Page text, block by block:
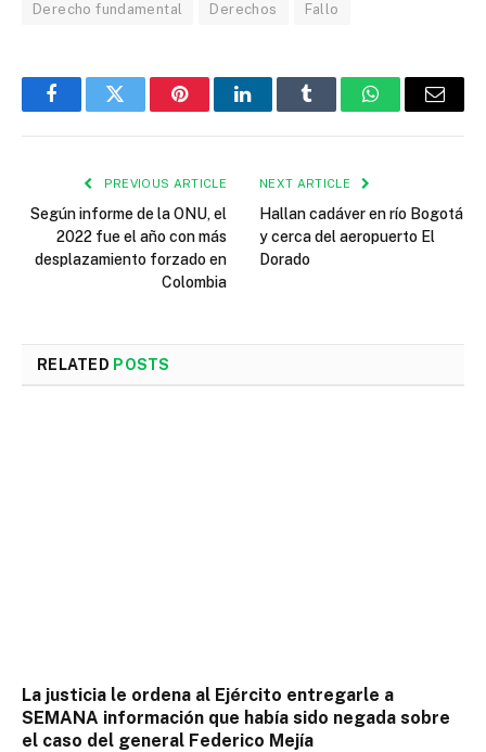
Derecho fundamental Derechos Fallo
FacebookTwitter PinterestLinkedInTumblr WhatsAppEmail
PREVIOUS ARTICLE
Según informe de la ONU, el
2022 fue el año con más
desplazamiento forzado en
Colombia
NEXT ARTICLE
Hallan cadáver en río Bogotá
y cerca del aeropuerto El
Dorado
RELATED POSTS
La justicia le ordena al Ejército entregarle a
SEMANA información que había sido negada sobre
el caso del general Federico Mejía